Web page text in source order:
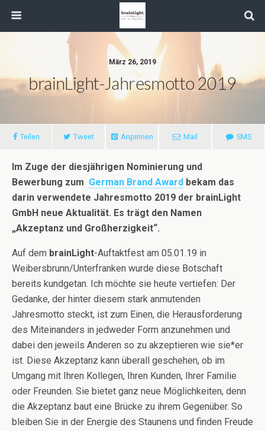
März 26, 2019
brainLight-Jahresmotto 2019
Teilen Tweet Anpinnen Mail SMS
Im Zuge der diesjährigen Nominierung und
Bewerbung zum German Brand Award bekam das
darin verwendete Jahresmotto 2019 der brainLight
GmbH neue Aktualität. Es trägt den Namen
„Akzeptanz und Großherzigkeit“.
Auf dem brainLight-Auftaktfest am 05.01.19 in
Weibersbrunn/Unterfranken wurde diese Botschaft
bereits kundgetan. Ich möchte sie heute vertiefen: Der
Gedanke, der hinter diesem stark anmutenden
Jahresmotto steckt, ist zum Einen, die Herausforderung
des Miteinanders in jedweder Form anzunehmen und
dabei den jeweils Anderen so zu akzeptieren wie sie*er
ist. Diese Akzeptanz kann überall geschehen, ob im
Umgang mit Ihren Kollegen, Ihren Kunden, Ihrer Familie
oder Freunden. Sie bietet ganz neue Möglichkeiten, denn
die Akzeptanz baut eine Brücke zu ihrem Gegenüber. So
bleiben Sie in der Energie des Staunens und finden Freude